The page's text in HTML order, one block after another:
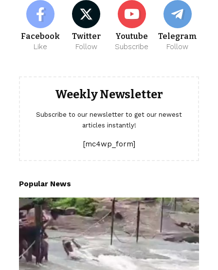
Facebook
Like
Twitter
Follow
Youtube
Subscribe
Telegram
Follow
Weekly Newsletter
Subscribe to our newsletter to get our newest
articles instantly!
[mc4wp_form]
Popular News